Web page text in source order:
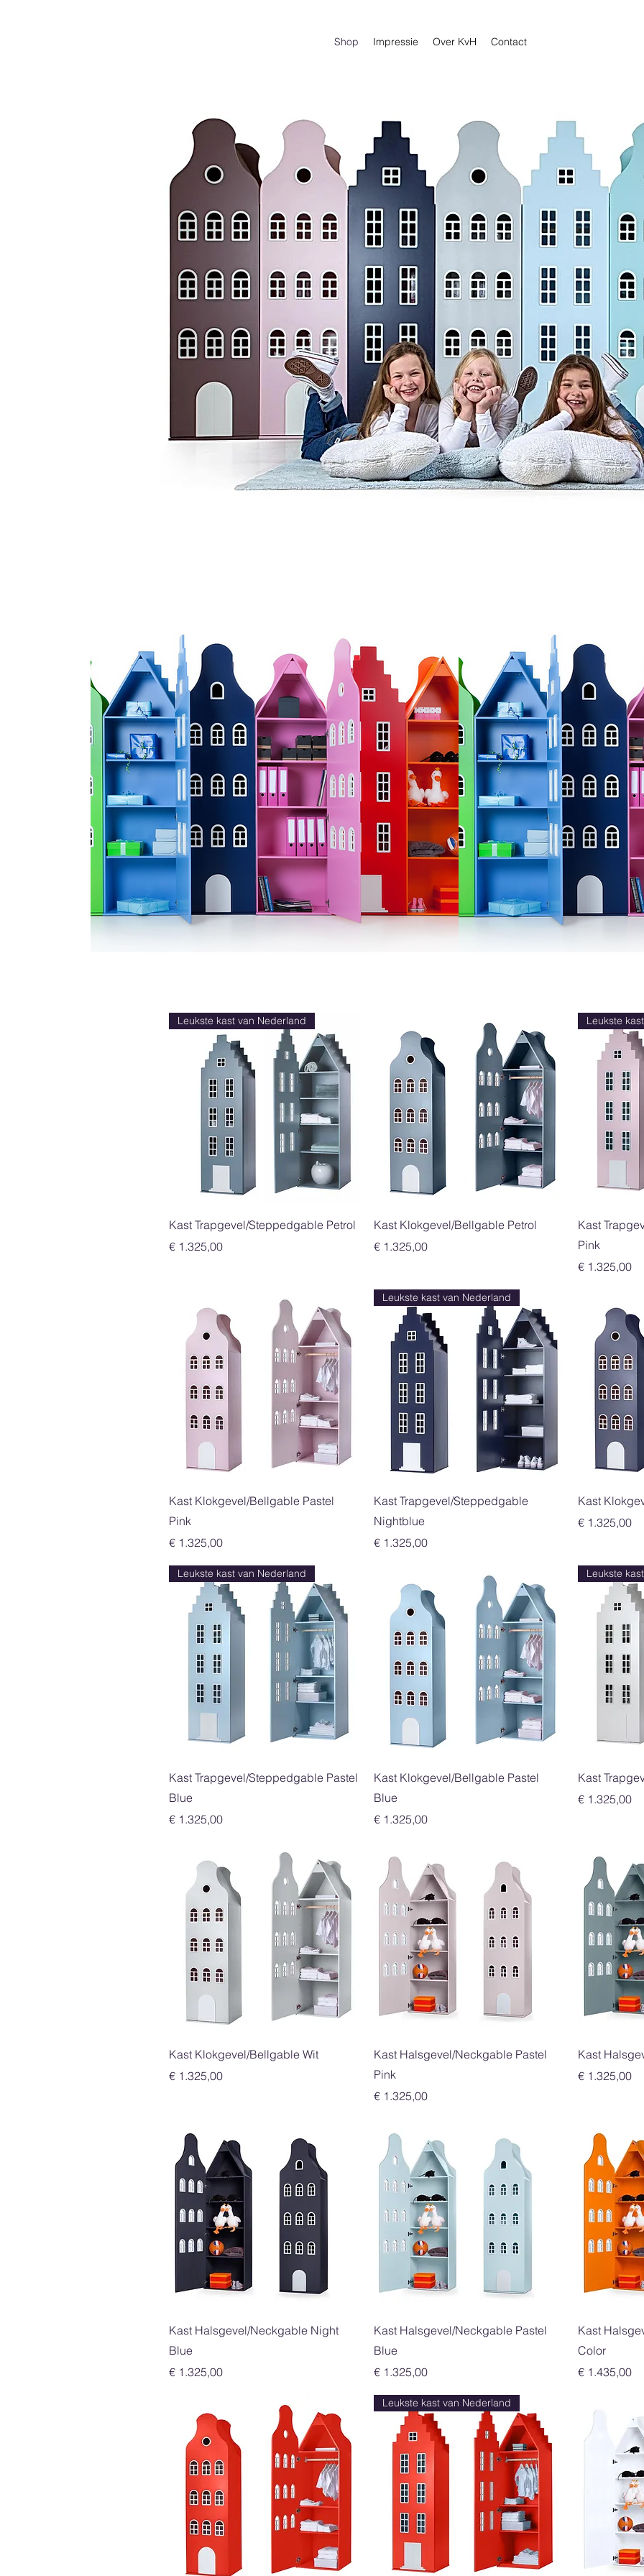
Shop Impressie Over KvH Contact
Snel overzicht
Leukste kast van Nederland
Kast Trapgevel/Steppedgable Petrol
Prijs
€ 1.325,00
Snel overzicht
Kast Klokgevel/Bellgable Petrol
Prijs
€ 1.325,00
Leukste
Kast
Pink
Prijs
€ 1.325,00
Snel overzicht
Kast Klokgevel/Bellgable Pastel
Pink
Prijs
€ 1.325,00
Snel overzicht
Leukste kast van Nederland
Kast Trapgevel/Steppedgable
Nightblue
Prijs
€ 1.325,00
Kast
Prijs
€ 1.325,00
Snel overzicht
Leukste kast van Nederland
Kast Trapgevel/Steppedgable Pastel
Blue
Prijs
€ 1.325,00
Snel overzicht
Kast Klokgevel/Bellgable Pastel
Blue
Prijs
€ 1.325,00
Leukste
Kast
Prijs
€ 1.325,00
Snel overzicht
Kast Klokgevel/Bellgable Wit
Prijs
€ 1.325,00
Snel overzicht
Kast Halsgevel/Neckgable Pastel
Pink
Prijs
€ 1.325,00
Kast
Prijs
€ 1.325,00
Snel overzicht
Kast Halsgevel/Neckgable Night
Blue
Prijs
€ 1.325,00
Snel overzicht
Kast Halsgevel/Neckgable Pastel
Blue
Prijs
€ 1.325,00
Kast
Color
Prijs
€ 1.435,00
Leukste kast van Nederland